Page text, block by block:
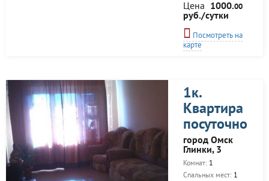
Цена 1000.00
руб./сутки
Посмотреть на
карте
1к.
Квартира
посуточно
город Омск
Глинки, 3
Комнат: 1
Спальных мест: 1